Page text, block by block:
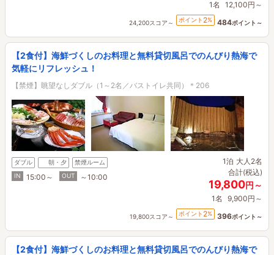
1名 12,100円～
24,200スコア～ ポイント 2% 484ポイント～
【2食付】海鮮づくしのお料理と無料貸切風呂でのんびり熱海で
気軽にリフレッシュ！
【禁煙】眺望なしダブル（1～2名／バストイレ共同）＊206
ダブル 朝・夕
禁煙ルーム
IN
15:00～ OUT ～10:00
1泊 大人2名
合計(税込)
19,800円～
1名 9,900円～
19,800スコア～ ポイント 2% 396ポイント～
【2食付】海鮮づくしのお料理と無料貸切風呂でのんびり熱海で